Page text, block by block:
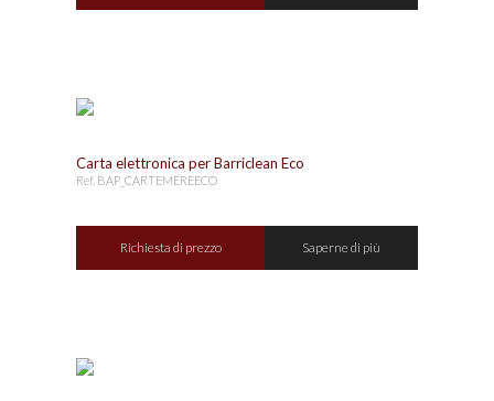
Carta elettronica per Barriclean Eco
Ref. BAP_CARTEMEREECO
Richiesta di prezzo Saperne di più